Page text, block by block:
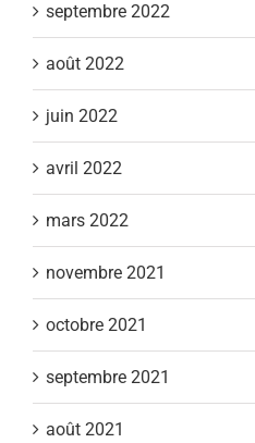
septembre 2022
août 2022
juin 2022
avril 2022
mars 2022
novembre 2021
octobre 2021
septembre 2021
août 2021